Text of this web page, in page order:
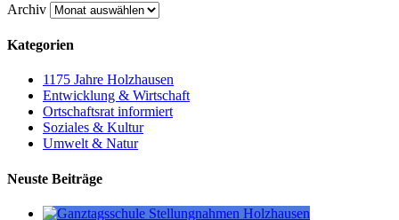
Archiv
Kategorien
1175 Jahre Holzhausen
Entwicklung & Wirtschaft
Ortschaftsrat informiert
Soziales & Kultur
Umwelt & Natur
Neuste Beiträge